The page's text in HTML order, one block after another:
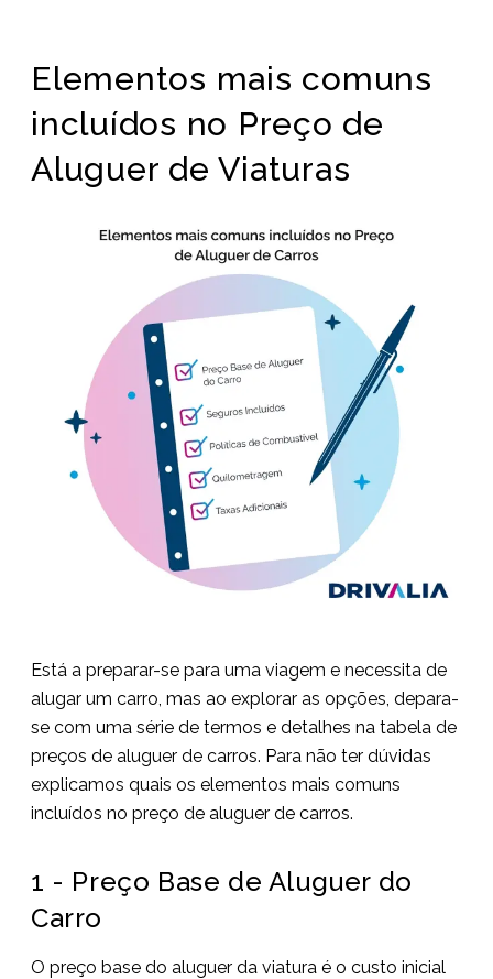
Elementos mais comuns
incluídos no Preço de
Aluguer de Viaturas
Está a preparar-se para uma viagem e necessita de
alugar um carro, mas ao explorar as opções, depara-
se com uma série de termos e detalhes na tabela de
preços de aluguer de carros. Para não ter dúvidas
explicamos quais os elementos mais comuns
incluídos no preço de aluguer de carros.
1 - Preço Base de Aluguer do
Carro
O preço base do aluguer da viatura é o custo inicial